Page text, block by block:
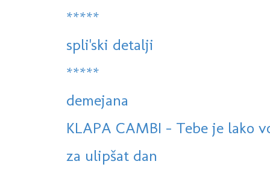
*****
spli'ski detalji
*****
demejana
KLAPA CAMBI - Tebe je lako
za ulipšat dan